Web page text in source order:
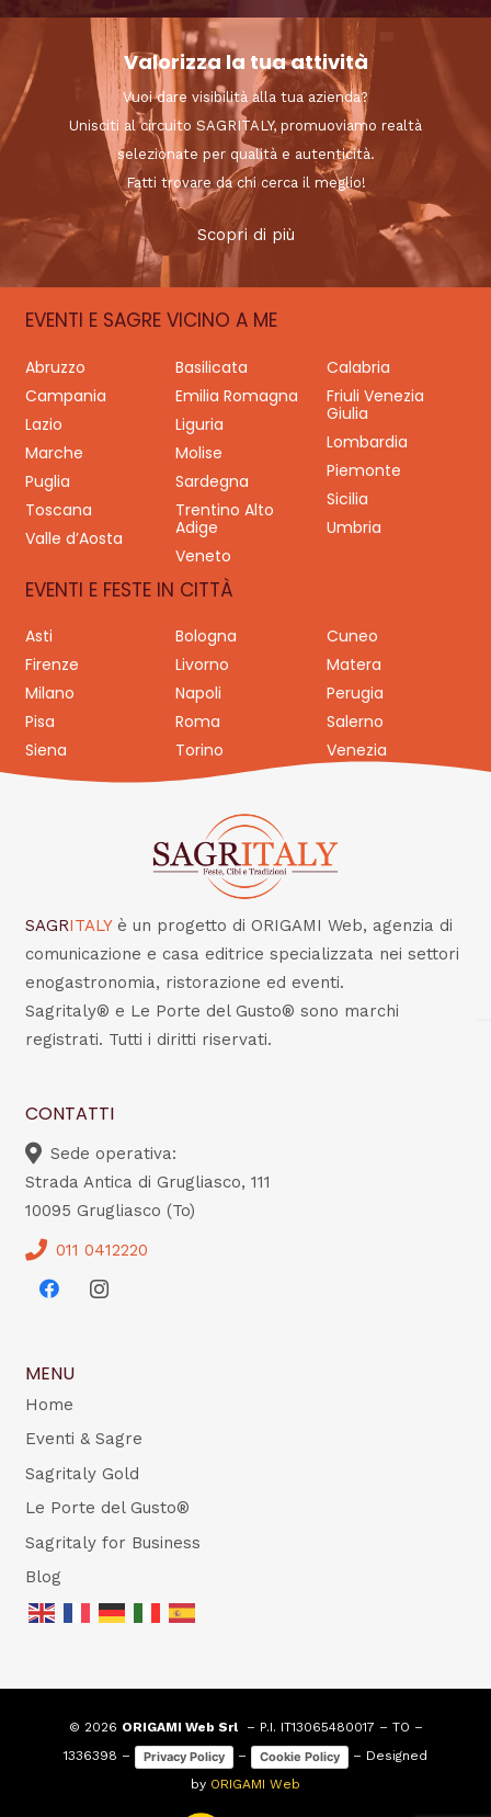
Valorizza la tua attività
Vuoi dare visibilità alla tua azienda?
Unisciti al circuito SAGRITALY, promuoviamo realtà
selezionate per qualità e autenticità.
Fatti trovare da chi cerca il meglio!
Scopri di più
EVENTI E SAGRE VICINO A ME
Abruzzo Basilicata
Calabria
Campania
Emilia Romagna
Friuli Venezia
Giulia
Lazio
Liguria
Lombardia
Marche
Molise
Piemonte
Puglia
Sardegna
Sicilia
Toscana
Trentino Alto
Adige
Umbria
Valle d’Aosta
Veneto
EVENTI E FESTE IN CITTÀ
Asti Bologna
Cuneo
Firenze
Livorno
Matera
Milano
Napoli
Perugia
Pisa
Roma
Salerno
Siena
Torino Venezia
SAGRITALY è un progetto di ORIGAMI Web, agenzia di
comunicazione e casa editrice specializzata nei settori
enogastronomia, ristorazione ed eventi.
Sagritaly® e Le Porte del Gusto® sono marchi
registrati. Tutti i diritti riservati.
CONTATTI
Sede operativa:
Strada Antica di Grugliasco, 111
10095 Grugliasco (To)
011 0412220
MENU
Home
Eventi & Sagre
Sagritaly Gold
Le Porte del Gusto®
Sagritaly for Business
Blog
© 2026 ORIGAMI Web Srl– P.I. IT13065480017 – TO –
1336398 –
Privacy Policy – Cookie Policy
– Designed
by ORIGAMI Web